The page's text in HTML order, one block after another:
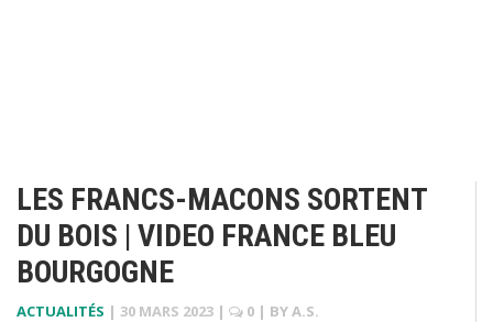
LES FRANCS-MACONS SORTENT
DU BOIS | VIDEO FRANCE BLEU
BOURGOGNE
ACTUALITÉS | 30 MARS 2023 | 0 | BYA.S.